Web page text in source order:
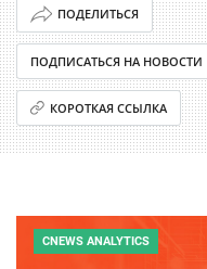
ПОДЕЛИТЬСЯ
ПОДПИСАТЬСЯ НА НОВОСТИ
КОРОТКАЯ ССЫЛКА
CNEWS ANALYTICS